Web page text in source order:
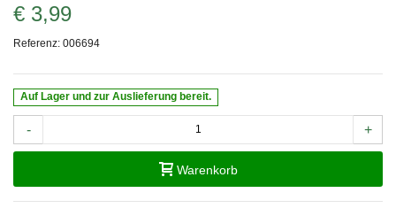
€ 3,99
Referenz: 006694
Auf Lager und zur Auslieferung bereit.
- +
Warenkorb